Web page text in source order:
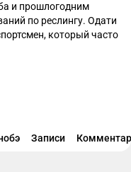
и прошлогодним
по реслингу. Одати
который часто
удавалось одержать
лучшим в смешанных
высказал
впервые проигрывает.
истинную силу бойцов
Записи